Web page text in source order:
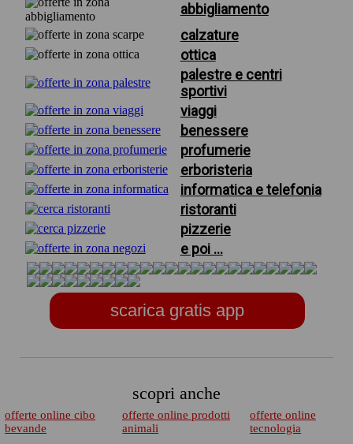
abbigliamento
calzature
ottica
palestre e centri
sportivi
viaggi
benessere
profumerie
erboristeria
informatica e telefonia
ristoranti
pizzerie
e poi ...
scarica gratis app
scopri anche
offerte online cibo
bevande
offerte online prodotti
animali
offerte online
tecnologia